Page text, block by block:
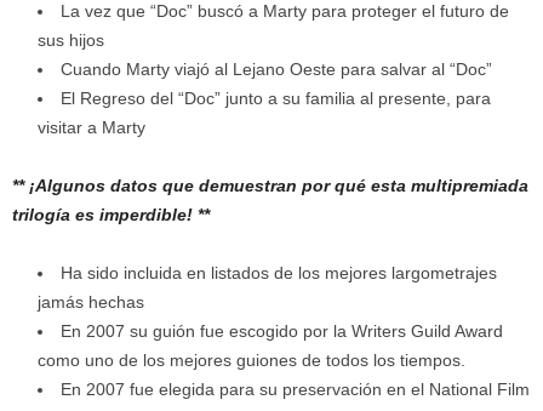
La vez que “Doc” buscó a Marty para proteger el futuro de
sus hijos
Cuando Marty viajó al Lejano Oeste para salvar al “Doc”
El Regreso del “Doc” junto a su familia al presente, para
visitar a Marty
** ¡Algunos datos que demuestran por qué esta multipremiada
trilogía es imperdible! **
Ha sido incluida en listados de los mejores largometrajes
jamás hechas
En 2007 su guión fue escogido por la Writers Guild Award
como uno de los mejores guiones de todos los tiempos.
En 2007 fue elegida para su preservación en el National Film